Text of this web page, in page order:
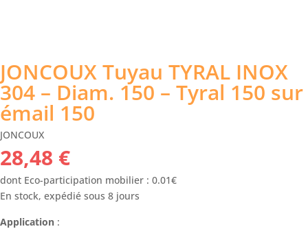
JONCOUX Tuyau TYRAL INOX
304 – Diam. 150 – Tyral 150 sur
émail 150
JONCOUX
28,48 €
dont Eco-participation mobilier : 0.01€
En stock, expédié sous 8 jours
Application :